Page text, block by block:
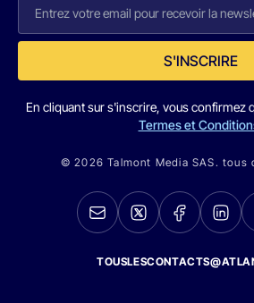
S'INSCRIRE
En cliquant sur s'inscrire, vous confirmez
Termes et
© 2026 Talmont Media SAS. tous